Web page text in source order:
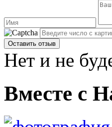
Нет и не
Вместе с